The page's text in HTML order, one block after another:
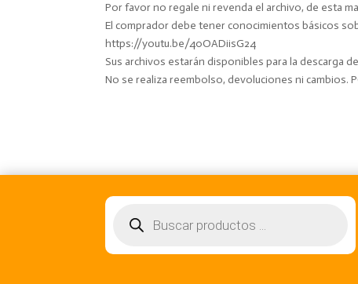
Por favor no regale ni revenda el archivo, de esta
El comprador debe tener conocimientos básicos
https://youtu.be/40OADiisG24
Sus archivos estarán disponibles para la descarga
No se realiza reembolso, devoluciones ni cambios.
productos